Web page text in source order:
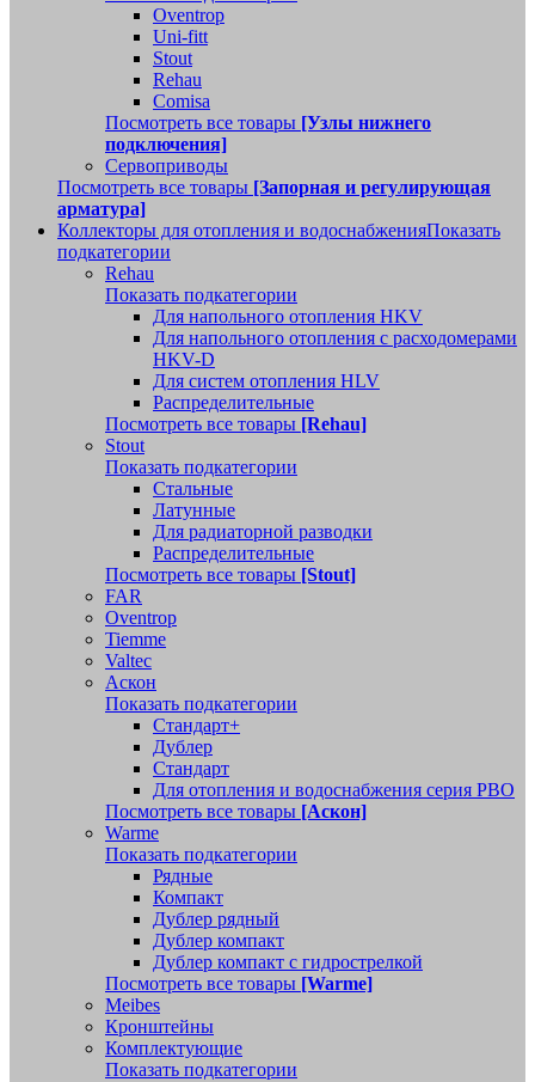
Oventrop
Uni-fitt
Stout
Rehau
Comisa
Посмотреть все товары [Узлы нижнего
подключения]
Сервоприводы
Посмотреть все товары [Запорная и регулирующая
арматура]
Коллекторы для отопления и водоснабженияПоказать
подкатегории
Rehau
Показать подкатегории
Для напольного отопления HKV
Для напольного отопления с расходомерами
HKV-D
Для систем отопления HLV
Распределительные
Посмотреть все товары [Rehau]
Stout
Показать подкатегории
Стальные
Латунные
Для радиаторной разводки
Распределительные
Посмотреть все товары [Stout]
FAR
Oventrop
Tiemme
Valtec
Аскон
Показать подкатегории
Стандарт+
Дублер
Стандарт
Для отопления и водоснабжения серия РВО
Посмотреть все товары [Аскон]
Warme
Показать подкатегории
Рядные
Компакт
Дублер рядный
Дублер компакт
Дублер компакт с гидрострелкой
Посмотреть все товары [Warme]
Meibes
Кронштейны
Комплектующие
Показать подкатегории